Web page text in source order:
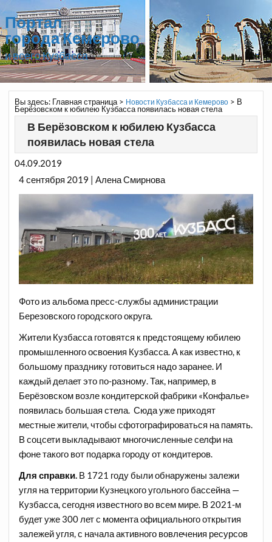
Портал
города Кемерово
и всего Кузбасса
Вы здесь: Главная страница> Новости Кузбасса и Кемерово> В
Берёзовском к юбилею Кузбасса появилась новая стела
В Берёзовском к юбилею Кузбасса
появилась новая стела
04.09.2019
4 сентября 2019 | Алена Смирнова
Фото из альбома пресс-службы администрации
Березовского городского округа.
Жители Кузбасса готовятся к предстоящему юбилею
промышленного освоения Кузбасса. А как известно, к
большому празднику готовиться надо заранее. И
каждый делает это по-разному. Так, например, в
Берёзовском возле кондитерской фабрики «Конфалье»
появилась большая стела. Сюда уже приходят
местные жители, чтобы сфотографироваться на память.
В соцсети выкладывают многочисленные селфи на
фоне такого вот подарка городу от кондитеров.
Для справки. В 1721 году были обнаружены залежи
угля на территории Кузнецкого угольного бассейна —
Кузбасса, сегодня известного во всем мире. В 2021-м
будет уже 300 лет с момента официального открытия
залежей угля, с начала активного вовлечения ресурсов